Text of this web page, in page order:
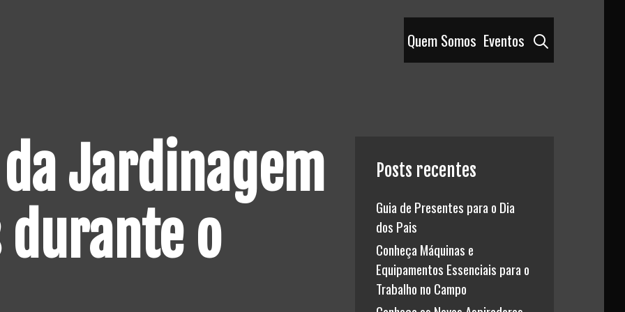
Quem Somos Eventos
Jardinagem
durante o
Posts recentes
Guia de Presentes para o Dia
dos Pais
Conheça Máquinas e
Equipamentos Essenciais para o
Trabalho no Campo